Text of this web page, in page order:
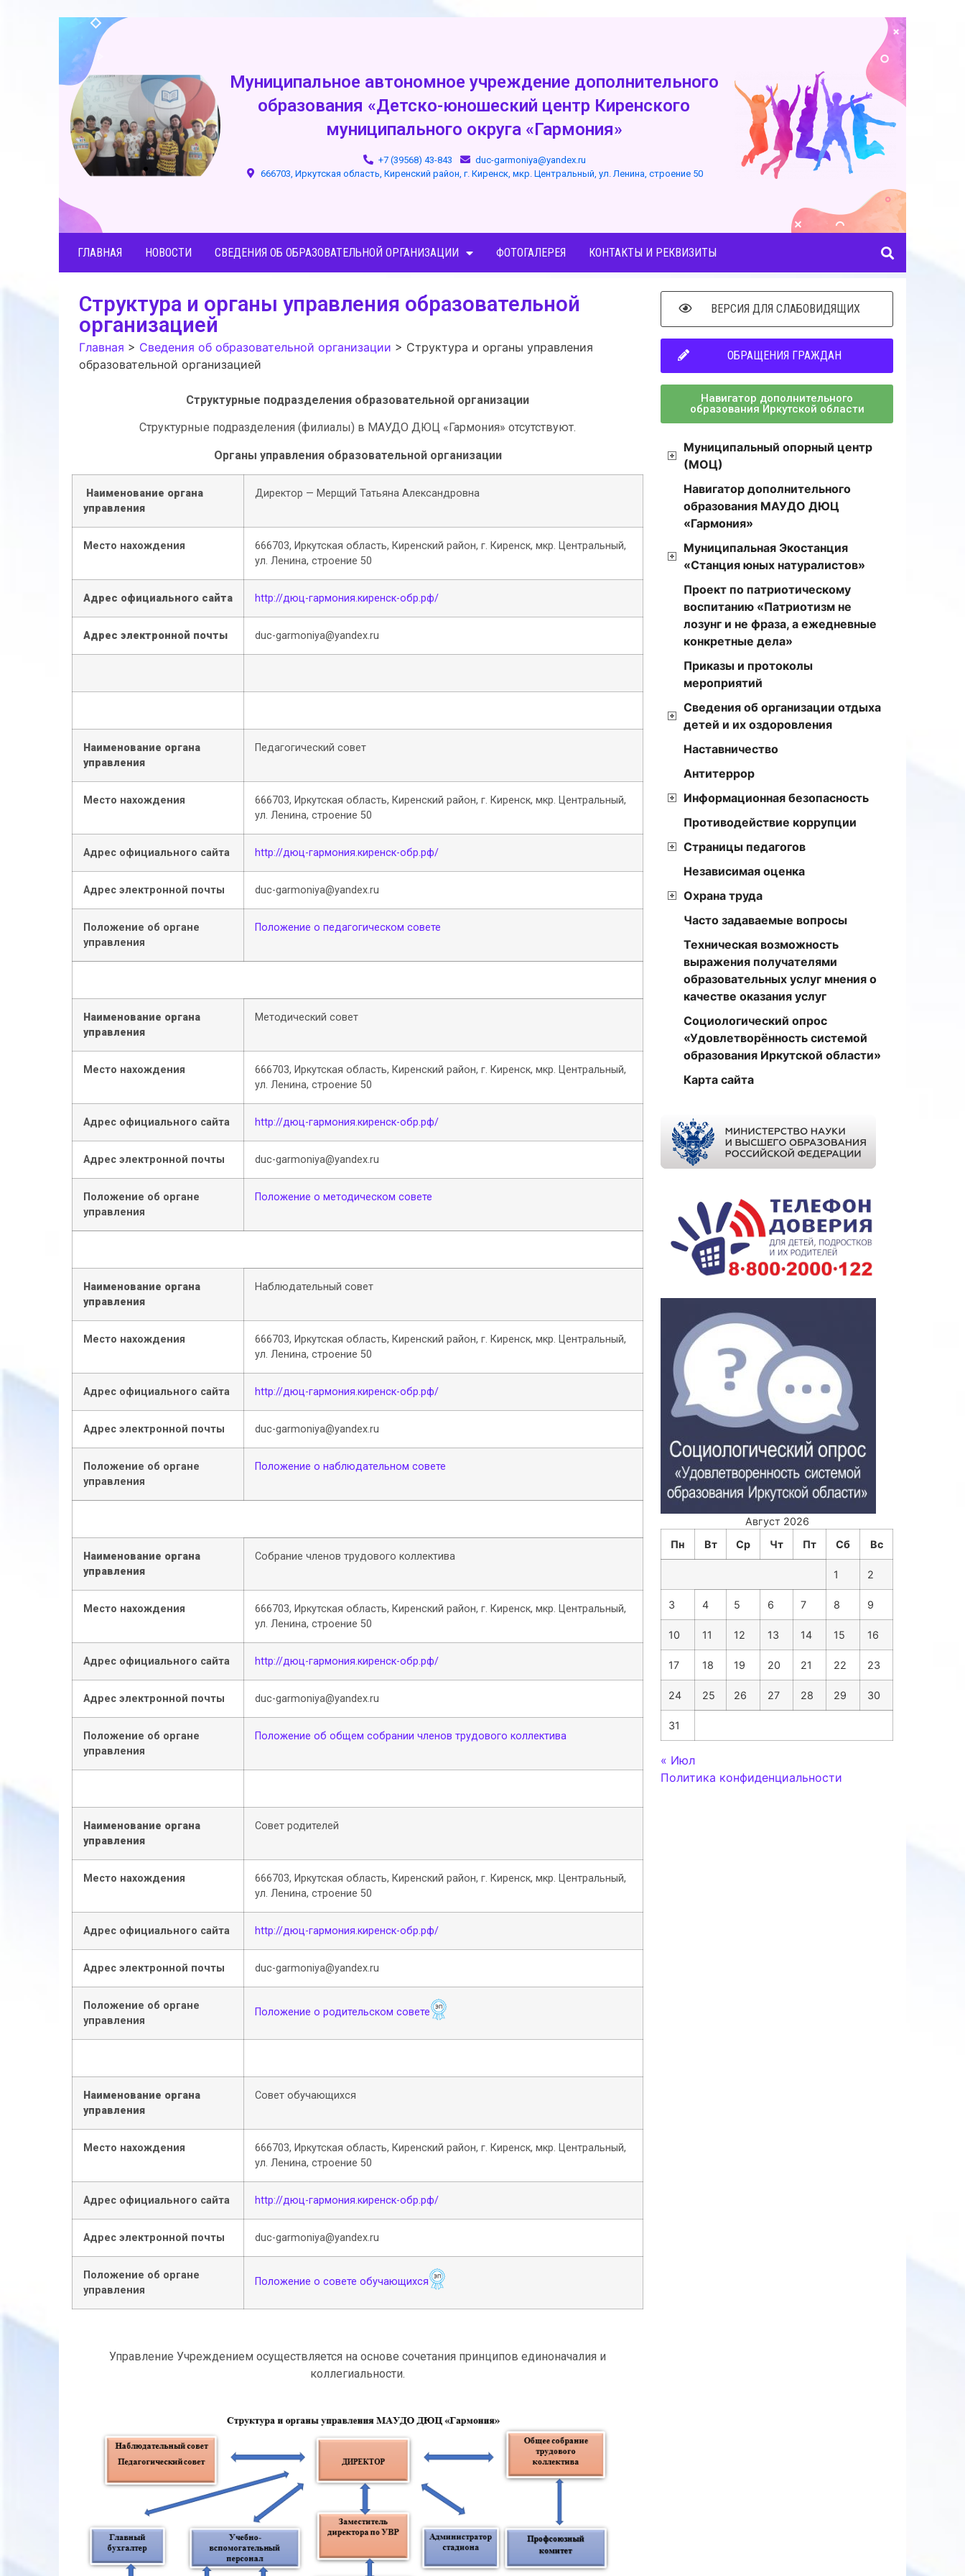
Муниципальное автономное учреждение дополнительного
образования «Детско-юношеский центр Киренского
муниципального округа «Гармония»
+7 (39568) 43-843
duc-garmoniya@yandex.ru
666703, Иркутская область, Киренский район, г. Киренск, мкр. Центральный, ул. Ленина, строение 50
ГЛАВНАЯ НОВОСТИ СВЕДЕНИЯ ОБ ОБРАЗОВАТЕЛЬНОЙ ОРГАНИЗАЦИИ ФОТОГАЛЕРЕЯ КОНТАКТЫ И РЕКВИЗИТЫ
Структура и органы управления образовательной
организацией
Главная > Сведения об образовательной организации > Структура и органы управления
образовательной организацией
Структурные подразделения образовательной организации
Структурные подразделения (филиалы) в МАУДО ДЮЦ «Гармония» отсутствуют.
Органы управления образовательной организации
Наименование органа
управления
Директор — Мерщий Татьяна Александровна
Место нахождения
666703, Иркутская область, Киренский район, г. Киренск, мкр. Центральный,
ул. Ленина, строение 50
Адрес официального сайта http://дюц-гармония.киренск-обр.рф/
Адрес электронной почты duc-garmoniya@yandex.ru
Наименование органа
управления
Педагогический совет
Место нахождения
666703, Иркутская область, Киренский район, г. Киренск, мкр. Центральный,
ул. Ленина, строение 50
Адрес официального сайта http://дюц-гармония.киренск-обр.рф/
Адрес электронной почты duc-garmoniya@yandex.ru
Положение об органе
управления
Положение о педагогическом совете
Наименование органа
управления
Методический совет
Место нахождения
666703, Иркутская область, Киренский район, г. Киренск, мкр. Центральный,
ул. Ленина, строение 50
Адрес официального сайта http://дюц-гармония.киренск-обр.рф/
Адрес электронной почты duc-garmoniya@yandex.ru
Положение об органе
управления
Положение о методическом совете
Наименование органа
управления
Наблюдательный совет
Место нахождения
666703, Иркутская область, Киренский район, г. Киренск, мкр. Центральный,
ул. Ленина, строение 50
Адрес официального сайта http://дюц-гармония.киренск-обр.рф/
Адрес электронной почты duc-garmoniya@yandex.ru
Положение об органе
управления
Положение о наблюдательном совете
Наименование органа
управления
Собрание членов трудового коллектива
Место нахождения
666703, Иркутская область, Киренский район, г. Киренск, мкр. Центральный,
ул. Ленина, строение 50
Адрес официального сайта http://дюц-гармония.киренск-обр.рф/
Адрес электронной почты duc-garmoniya@yandex.ru
Положение об органе
управления
Положение об общем собрании членов трудового коллектива
Наименование органа
управления
Совет родителей
Место нахождения
666703, Иркутская область, Киренский район, г. Киренск, мкр. Центральный,
ул. Ленина, строение 50
Адрес официального сайта http://дюц-гармония.киренск-обр.рф/
Адрес электронной почты duc-garmoniya@yandex.ru
Положение об органе
управления
Положение о родительском совете
Наименование органа
управления
Совет обучающихся
Место нахождения
666703, Иркутская область, Киренский район, г. Киренск, мкр. Центральный,
ул. Ленина, строение 50
Адрес официального сайта http://дюц-гармония.киренск-обр.рф/
Адрес электронной почты duc-garmoniya@yandex.ru
Положение об органе
управления
Положение о совете обучающихся
Управление Учреждением осуществляется на основе сочетания принципов единоначалия и
коллегиальности.
ВЕРСИЯ ДЛЯ СЛАБОВИДЯЩИХ
ОБРАЩЕНИЯ ГРАЖДАН
Навигатор дополнительного
образования Иркутской области
Муниципальный опорный центр
(МОЦ)
Навигатор дополнительного
образования МАУДО ДЮЦ
«Гармония»
Муниципальная Экостанция
«Станция юных натуралистов»
Проект по патриотическому
воспитанию «Патриотизм не
лозунг и не фраза, а ежедневные
конкретные дела»
Приказы и протоколы
мероприятий
Сведения об организации отдыха
детей и их оздоровления
Наставничество
Антитеррор
Информационная безопасность
Противодействие коррупции
Страницы педагогов
Независимая оценка
Охрана труда
Часто задаваемые вопросы
Техническая возможность
выражения получателями
образовательных услуг мнения о
качестве оказания услуг
Социологический опрос
«Удовлетворённость системой
образования Иркутской области»
Карта сайта
Август 2026
Пн
Вт Ср Чт Пт Сб Вс
1 2
3 4 5 6 7 8 9
10 11 12 13 14 15 16
17 18 19 20 21 22 23
24 25 26 27 28 29 30
31
« Июл
Политика конфиденциальности